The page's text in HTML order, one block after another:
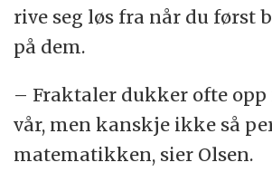
rive seg løs fra når du først
på dem.
– Fraktaler dukker ofte
vår, men kanskje ikke så
matematikken, sier Olsen.